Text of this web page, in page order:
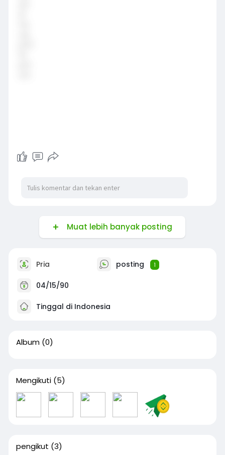
Muat lebih banyak posting
Pria posting 1
04/15/90
Tinggal di Indonesia
Album (0)
Mengikuti (5)
pengikut (3)